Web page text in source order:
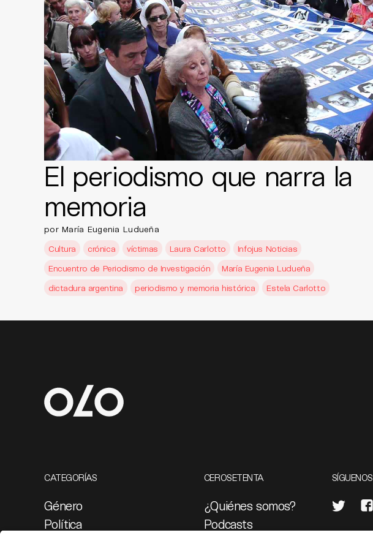
El periodismo que narra la
memoria
por María Eugenia Ludueña
Cultura
crónica víctimas Laura Carlotto
Infojus Noticias
Encuentro de Periodismo de Investigación
María Eugenia Ludueña
dictadura argentina
periodismo y memoria histórica Estela Carlotto
CATEGORÍAS
Género
Política
CEROSETENTA
¿Quiénes somos?
Podcasts
SÍGUENOS